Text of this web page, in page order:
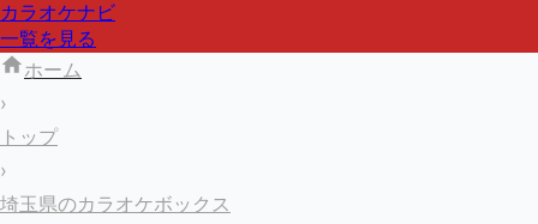
カラオケナビ
一覧を見る
ホーム
›
トップ
›
埼玉県のカラオケボックス